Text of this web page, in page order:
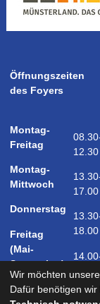
Öffnungszeiten
des Foyers
Montag-
Freitag
Montag-
Mittwoch
Donnerstag
Freitag
(Mai-
September)
Samstag
12.30
17.00
18.00
17.00
Wir möchten
Dafür benötigen